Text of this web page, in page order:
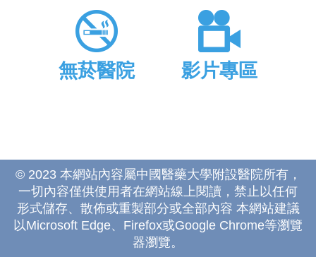
無菸醫院 影片專區
© 2023 本網站內容屬中國醫藥大學附設醫院所有，
一切內容僅供使用者在網站線上閱讀，禁止以任何
形式儲存、散佈或重製部分或全部內容 本網站建議
以Microsoft Edge、Firefox或Google Chrome等瀏覽
器瀏覽。